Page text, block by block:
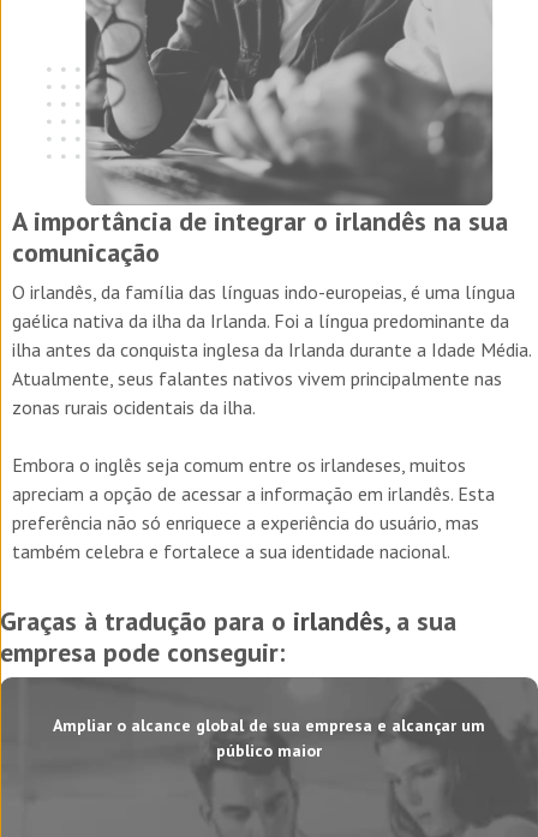
A importância de integrar o irlandês na sua
comunicação
O irlandês, da família das línguas indo-europeias, é uma língua
gaélica nativa da ilha da Irlanda. Foi a língua predominante da
ilha antes da conquista inglesa da Irlanda durante a Idade Média.
Atualmente, seus falantes nativos vivem principalmente nas
zonas rurais ocidentais da ilha.
Embora o inglês seja comum entre os irlandeses, muitos
apreciam a opção de acessar a informação em irlandês. Esta
preferência não só enriquece a experiência do usuário, mas
também celebra e fortalece a sua identidade nacional.
Graças à tradução para o irlandês, a sua
empresa pode conseguir:
Ampliar o alcance global de sua empresa e alcançar um
público maior